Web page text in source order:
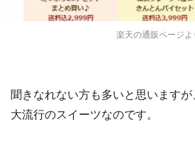
楽天の通販ページよ
聞きなれない方も多いと思います
大流行のスイーツなのです。